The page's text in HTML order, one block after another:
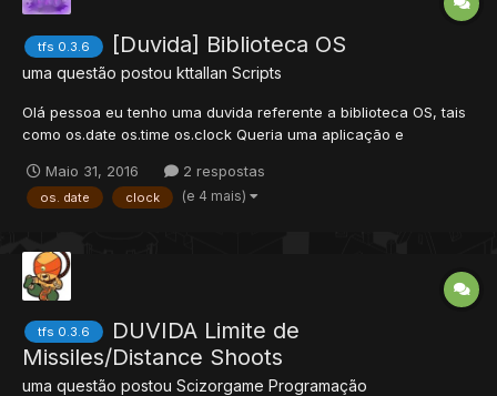
tfs 0.3.6 [Duvida] Biblioteca OS
uma questão postou kttallan Scripts
Olá pessoa eu tenho uma duvida referente a biblioteca OS, tais
como os.date os.time os.clock Queria uma aplicação e
como usar o os.time com storage.
Maio 31, 2016 2 respostas
os. date clock (e 4 mais)
tfs 0.3.6
DUVIDA Limite de
Missiles/Distance Shoots
uma questão postou Scizorgame Programação